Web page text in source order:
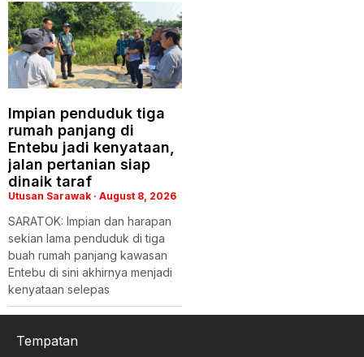
Impian penduduk tiga
rumah panjang di
Entebu jadi kenyataan,
jalan pertanian siap
dinaik taraf
Utusan Sarawak August 8, 2026
SARATOK: Impian dan harapan
sekian lama penduduk di tiga
buah rumah panjang kawasan
Entebu di sini akhirnya menjadi
kenyataan selepas
Tempatan